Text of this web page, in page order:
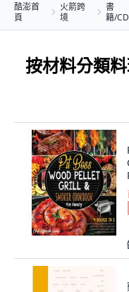
酷澎首
頁
火箭跨
境
書
籍/
按材料分類